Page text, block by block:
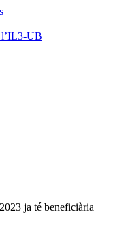
l’IL3-UB
ja té beneficiària